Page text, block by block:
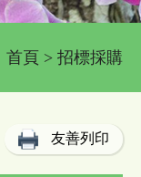
首頁 > 招標採購
Line 友善列印